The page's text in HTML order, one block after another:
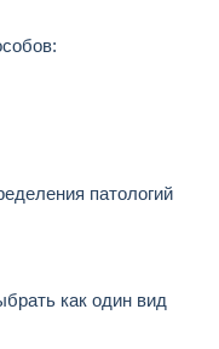
патологий
как один вид